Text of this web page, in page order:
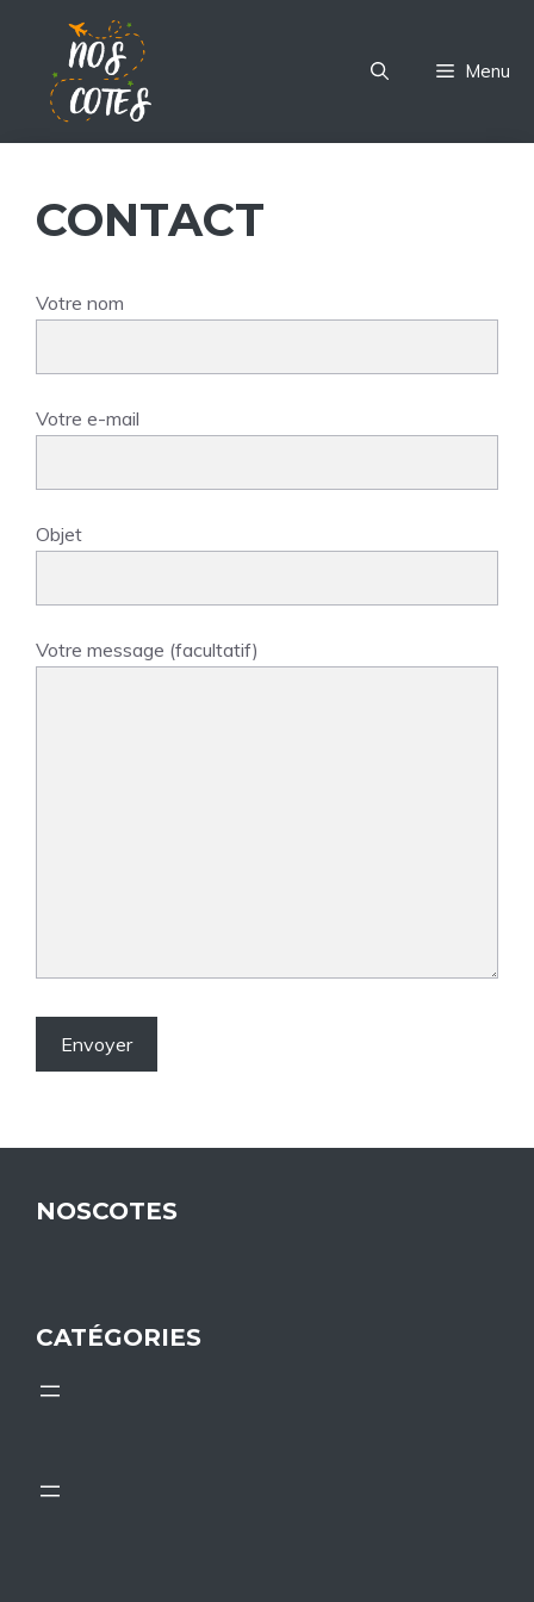
contenu
Menu
CONTACT
Votre nom
Votre e-mail
Objet
Votre message (facultatif)
NOSCOTES
CATÉGORIES